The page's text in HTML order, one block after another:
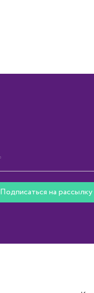
Подписаться на рассылку